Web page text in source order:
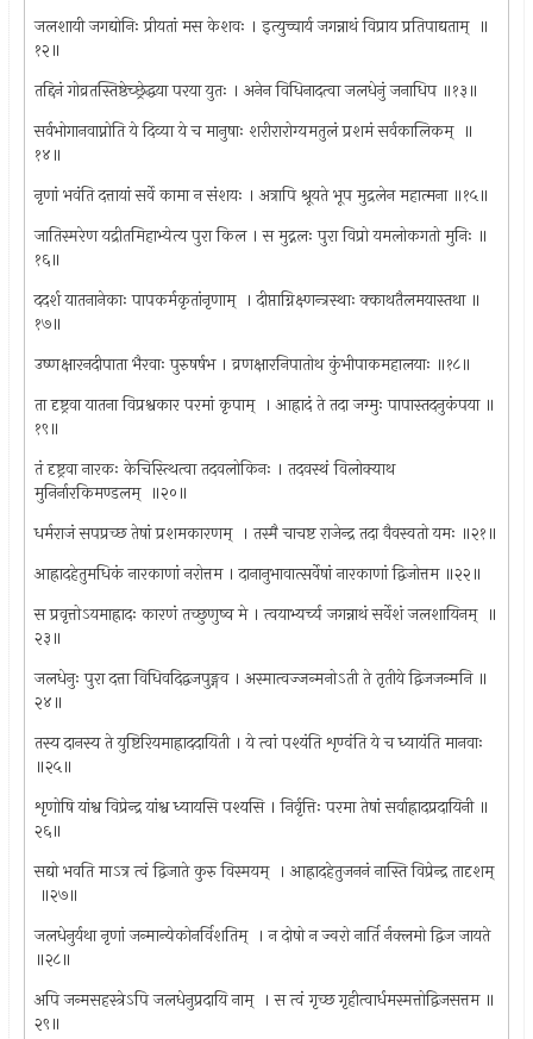
जलशायी जगद्योनिः प्रीयतां मस केशवः । इत्युच्चार्य जगन्नाथं विप्राय प्रतिपाद्यताम् ‍ ॥
१२॥
तद्दिनं गोव्रतस्तिष्ठेच्छ्रेद्धया परया युतः । अनेन विधिनादत्वा जलधेनुं जनाधिप ॥१३॥
सर्वभोगानवाप्नोति ये दिव्या ये च मानुषाः शरीरारोग्यमतुलं प्रशमं सर्वकालिकम् ‍ ॥
१४॥
नृणां भवंति दत्तायां सर्वे कामा न संशयः । अत्रापि श्रूयते भूप मुद्रलेन महात्मना ॥१५॥
जातिस्मरेण यद्रीतमिहाभ्येत्य पुरा किल । स मुद्नलः पुरा विप्रो यमलोकगतो मुनिः ॥
१६॥
ददर्श यातनानेकाः पापकर्मकृतांनृणाम् ‍ । दीप्ताग्निक्ष्णन्त्रस्थाः क्काथतैलमयास्तथा ॥
१७॥
उष्णक्षारनदीपाता भैरवाः पुरुषर्षभ । व्रणक्षारनिपातोथ कुंभीपाकमहालयाः ॥१८॥
ता दृष्ट्रवा यातना विप्रश्वकार परमां कृपाम् ‍ । आह्रादं ते तदा जग्मुः पापास्तदनुकंपया ॥
१९॥
तं दृष्ट्रवा नारकः केचिस्त्थित्वा तदवलोकिनः । तदवस्थं विलोक्याथ
मुनिर्नारकिमण्डलम् ‍ ॥२०॥
धर्मराजं सपप्रच्छ तेषां प्रशमकारणम् ‍ । तस्मै चाचष्ट राजेन्द्र तदा वैवस्वतो यमः ॥२१॥
आह्रादहेतुमधिकं नारकाणां नरोत्तम । दानानुभावात्सर्वेषां नारकाणां द्विजोत्तम ॥२२॥
स प्रवृत्तोऽयमाह्रादः कारणं तच्छुणुष्व मे । त्वयाभ्यर्च्य जगन्नाथं सर्वेशं जलशायिनम् ‍ ॥
२३॥
जलधेनुः पुरा दत्ता विधिवदि‌द्वजपुङ्गव । अस्मात्वज्जन्मनोऽती ते तृतीये द्विजजन्मनि ॥
२४॥
तस्य दानस्य ते युष्टिरियमाह्राददायिती । ये त्वां पश्यंति शृण्वंति ये च ध्यायंति मानवाः
॥२५॥
शृणोषि यांश्व विप्रेन्द्र यांश्व ध्यायसि पश्यसि । निर्वृत्तिः परमा तेषां सर्वाह्रादप्रदायिनी ॥
२६॥
सद्यो भवति माऽत्र त्वं द्विजाते कुरु विस्मयम् ‍ । आह्रादहेतुजननं नास्ति विप्रेन्द्र तादृशम्
‍ ॥२७॥
जलधेनुर्यथा नृणां जन्मान्येकोनर्विशतिम् ‍ । न दोषो न ज्वरो नार्ति र्नक्लमो द्विज जायते
॥२८॥
अपि जन्मसहस्त्रेऽपि जलधेनुप्रदायि नाम् ‍ । स त्वं गृच्छ गृहीत्वार्धमस्मत्तोद्विजसत्तम ॥
२९॥